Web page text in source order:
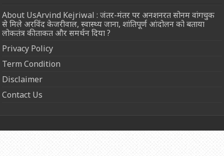
About UsArvind Kejriwal : जंतर-मंतर पर अनशनरत सोनम वांगचुक
से मिले अरविंद केजरीवाल, स्वास्थ्य जाना, शांतिपूर्ण आंदोलन को बताया
लोकतंत्र की ताकत और समर्थन दिया ?
Privacy Policy
Term Condition
Disclaimer
Contact Us